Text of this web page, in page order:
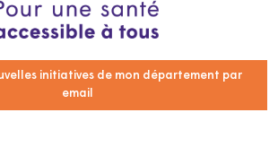
initiatives de mon département par
email